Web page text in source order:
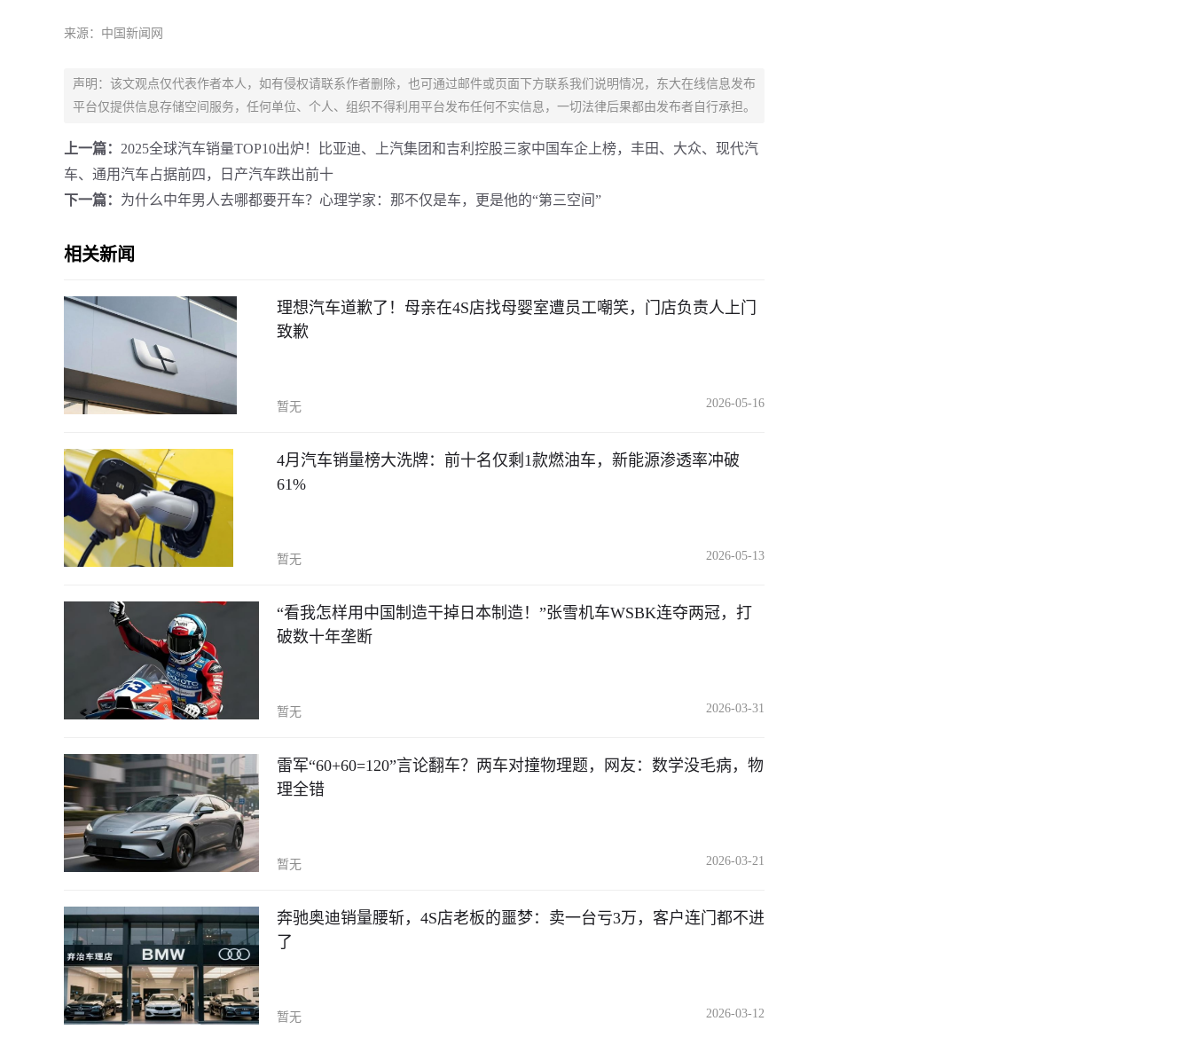
来源：中国新闻网
声明：该文观点仅代表作者本人，如有侵权请联系作者删除，也可通过邮件或页面下方联系我们说明情况，东大在线信息发布
平台仅提供信息存储空间服务，任何单位、个人、组织不得利用平台发布任何不实信息，一切法律后果都由发布者自行承担。
上一篇： 2025全球汽车销量TOP10出炉！比亚迪、上汽集团和吉利控股三家中国车企上榜，丰田、大众、现代汽
车、通用汽车占据前四，日产汽车跌出前十
下一篇： 为什么中年男人去哪都要开车？心理学家：那不仅是车，更是他的“第三空间”
相关新闻
理想汽车道歉了！母亲在4S店找母婴室遭员工嘲笑，门店负责人上门
致歉
暂无 2026-05-16
4月汽车销量榜大洗牌：前十名仅剩1款燃油车，新能源渗透率冲破
61%
暂无 2026-05-13
“看我怎样用中国制造干掉日本制造！”张雪机车WSBK连夺两冠，打
破数十年垄断
暂无 2026-03-31
雷军“60+60=120”言论翻车？两车对撞物理题，网友：数学没毛病，物
理全错
暂无 2026-03-21
奔驰奥迪销量腰斩，4S店老板的噩梦：卖一台亏3万，客户连门都不进
了
暂无 2026-03-12